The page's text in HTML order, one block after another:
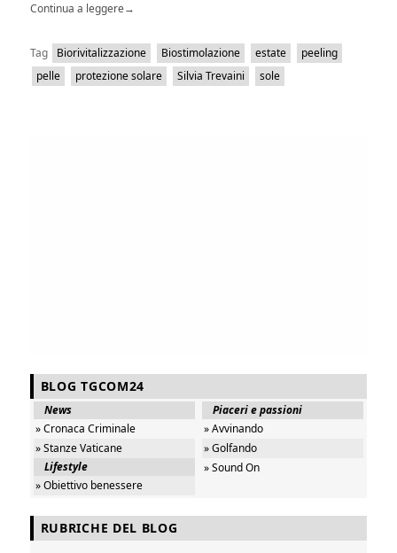
Continua a leggere→
Tag Biorivitalizzazione Biostimolazione estate
peeling
pelle
protezione solare Silvia Trevaini sole
BLOG TGCOM24
News
» Cronaca Criminale
» Stanze Vaticane
Lifestyle
» Obiettivo benessere
Piaceri e passioni
» Avvinando
» Golfando
» Sound On
RUBRICHE DEL BLOG